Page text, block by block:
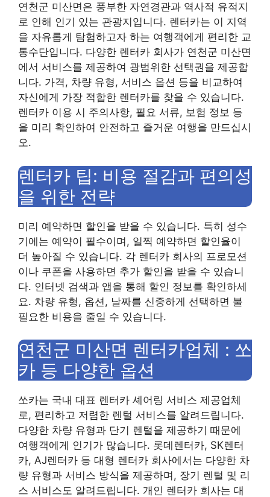
연천군 미산면은 풍부한 자연경관과 역사적 유적지
로 인해 인기 있는 관광지입니다. 렌터카는 이 지역
을 자유롭게 탐험하고자 하는 여행객에게 편리한 교
통수단입니다. 다양한 렌터카 회사가 연천군 미산면
에서 서비스를 제공하여 광범위한 선택권을 제공합
니다. 가격, 차량 유형, 서비스 옵션 등을 비교하여
자신에게 가장 적합한 렌터카를 찾을 수 있습니다.
렌터카 이용 시 주의사항, 필요 서류, 보험 정보 등
을 미리 확인하여 안전하고 즐거운 여행을 만드십시
오.
렌터카 팁: 비용 절감과 편의성
을 위한 전략
미리 예약하면 할인을 받을 수 있습니다. 특히 성수
기에는 예약이 필수이며, 일찍 예약하면 할인율이
더 높아질 수 있습니다. 각 렌터카 회사의 프로모션
이나 쿠폰을 사용하면 추가 할인을 받을 수 있습니
다. 인터넷 검색과 앱을 통해 할인 정보를 확인하세
요. 차량 유형, 옵션, 날짜를 신중하게 선택하면 불
필요한 비용을 줄일 수 있습니다.
연천군 미산면 렌터카업체 : 쏘
카 등 다양한 옵션
쏘카는 국내 대표 렌터카 셰어링 서비스 제공업체
로, 편리하고 저렴한 렌털 서비스를 알려드립니다.
다양한 차량 유형과 단기 렌털을 제공하기 때문에
여행객에게 인기가 많습니다. 롯데렌터카, SK렌터
카, AJ렌터카 등 대형 렌터카 회사에서는 다양한 차
량 유형과 서비스 방식을 제공하며, 장기 렌털 및 리
스 서비스도 알려드립니다. 개인 렌터카 회사는 대